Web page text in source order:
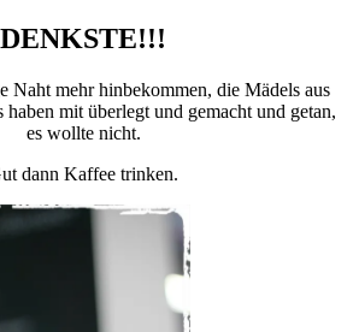
DENKSTE!!!
Naht mehr hinbekommen, die Mädels aus
haben mit überlegt und gemacht und getan,
es wollte nicht.
dann Kaffee trinken.